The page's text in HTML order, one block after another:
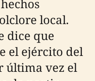
local.
dice que
el ejército del
última vez el